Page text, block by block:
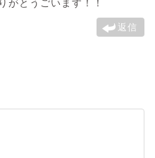
とうごいます！！
返信